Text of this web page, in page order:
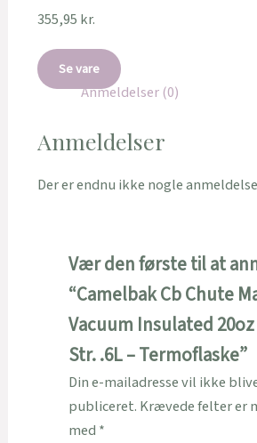
355,95 kr.
Se vare
Anmeldelser (0)
Anmeldelser
Der er endnu ikke nogle
Vær den første til at
“Camelbak Cb Chute
Vacuum Insulated 20oz
Str. .6L – Termoflaske”
Din e-mailadresse vil ikke
publiceret. Krævede felter er
med *